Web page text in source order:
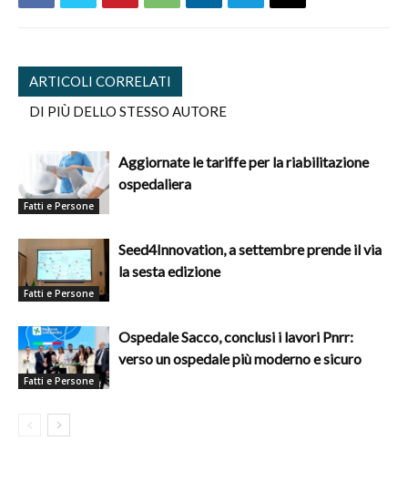
ARTICOLI CORRELATI
DI PIÙ DELLO STESSO AUTORE
Fatti e Persone
Aggiornate le tariffe per la riabilitazione
ospedaliera
Fatti e Persone
Seed4Innovation, a settembre prende il via
la sesta edizione
Fatti e Persone
Ospedale Sacco, conclusi i lavori Pnrr:
verso un ospedale più moderno e sicuro